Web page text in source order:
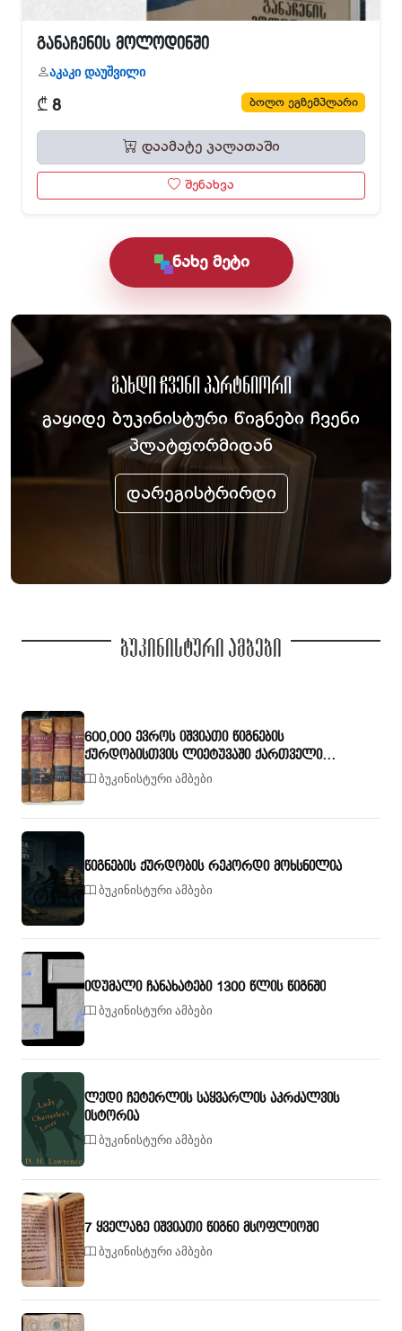
განაჩენის მოლოდინში
აკაკი დაუშვილი
₾ 8 ბოლო ეგზემპლარი
დაამატე კალათაში
შენახვა
ნახე მეტი
გახდი ჩვენი პარტნიორი
გაყიდე ბუკინისტური წიგნები ჩვენი
პლატფორმიდან
დარეგისტრირდი
ბუკინისტური ამბები
600,000 ევროს იშვიათი წიგნების
ქურდობისთვის ლიეტუვაში ქართველი
გაასამართლეს
ბუკინისტური ამბები
წიგნების ქურდობის რეკორდი მოხსნილია
ბუკინისტური ამბები
იდუმალი ჩანახატები 1300 წლის წიგნში
ბუკინისტური ამბები
ლედი ჩეტერლის საყვარლის აკრძალვის
ისტორია
ბუკინისტური ამბები
7 ყველაზე იშვიათი წიგნი მსოფლიოში
ბუკინისტური ამბები